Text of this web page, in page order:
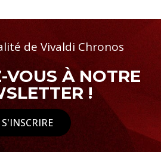
de Vivaldi Chronos
VOUS À NOTRE
!
S'INSCRIRE